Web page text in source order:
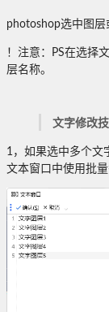
photoshop选中图层
！注意：PS在选择
层名称。
文字修改
1，如果选中多个文
文本窗口中使用批